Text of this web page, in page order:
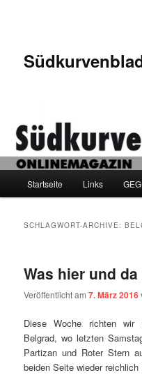
Startseite Links
SCHLAGWORT-ARCHIVE:
Was hier und
Veröffentlicht am7. März 2016
Diese Woche richten wir
Belgrad, wo letzten
Partizan und Roter Stern
beiden Seite wieder